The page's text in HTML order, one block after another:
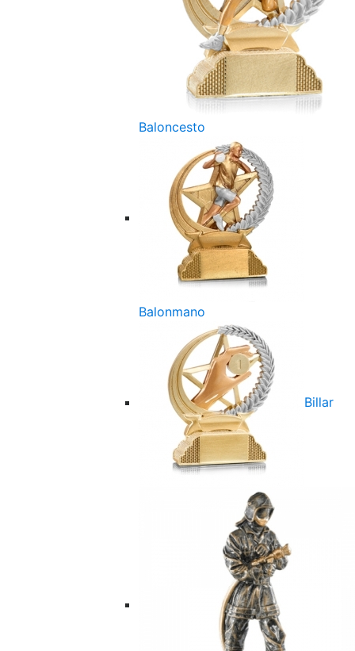
Baloncesto
Balonmano
Billar